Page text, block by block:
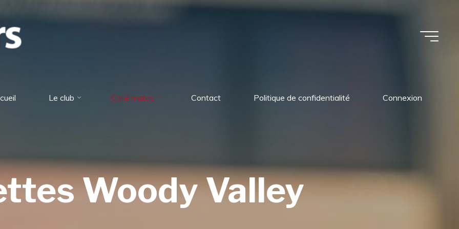
Aeroloisirs
Le club Côté matos Contact Politique de confidentialité Connexion
Woody Valley